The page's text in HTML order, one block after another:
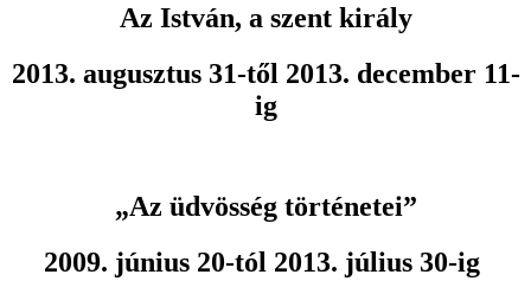
Az István, a szent király
2013. augusztus 31-től 2013. december 11-
ig
„Az üdvösség történetei”
2009. június 20-tól 2013. július 30-ig